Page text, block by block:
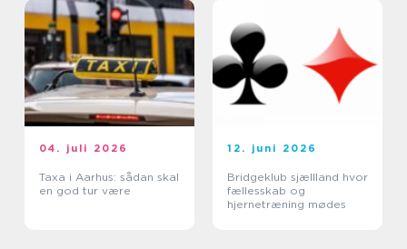
04. juli 2026
Taxa i Aarhus: sådan skal
en god tur være
12. juni 2026
Bridgeklub sjællland hvor
fællesskab og
hjernetræning mødes